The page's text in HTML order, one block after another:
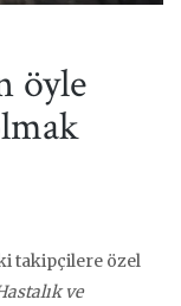
öyle
takipçilere özel
ve